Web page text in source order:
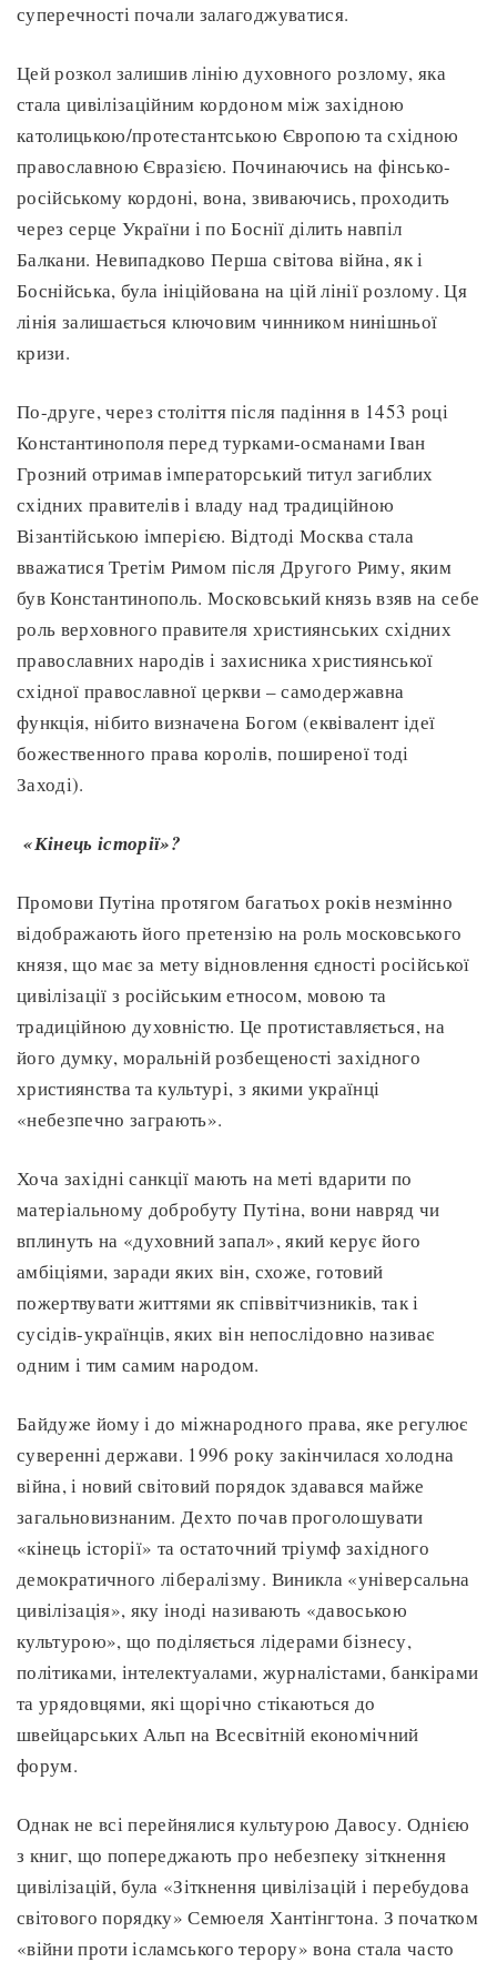
суперечності почали залагоджуватися.
Цей розкол залишив лінію духовного розлому, яка
стала цивілізаційним кордоном між західною
католицькою/протестантською Європою та східною
православною Євразією. Починаючись на фінсько-
російському кордоні, вона, звиваючись, проходить
через серце України і по Боснії ділить навпіл
Балкани. Невипадково Перша світова війна, як і
Боснійська, була ініційована на цій лінії розлому. Ця
лінія залишається ключовим чинником нинішньої
кризи.
По-друге, через століття після падіння в 1453 році
Константинополя перед турками-османами Іван
Грозний отримав імператорський титул загиблих
східних правителів і владу над традиційною
Візантійською імперією. Відтоді Москва стала
вважатися Третім Римом після Другого Риму, яким
був Константинополь. Московський князь взяв на себе
роль верховного правителя християнських східних
православних народів і захисника християнської
східної православної церкви – самодержавна
функція, нібито визначена Богом (еквівалент ідеї
божественного права королів, поширеної тоді
Заході).
«Кінець історії»?
Промови Путіна протягом багатьох років незмінно
відображають його претензію на роль московського
князя, що має за мету відновлення єдності російської
цивілізації з російським етносом, мовою та
традиційною духовністю. Це протиставляється, на
його думку, моральній розбещеності західного
християнства та культурі, з якими українці
«небезпечно заграють».
Хоча західні санкції мають на меті вдарити по
матеріальному добробуту Путіна, вони навряд чи
вплинуть на «духовний запал», який керує його
амбіціями, заради яких він, схоже, готовий
пожертвувати життями як співвітчизників, так і
сусідів-українців, яких він непослідовно називає
одним і тим самим народом.
Байдуже йому і до міжнародного права, яке регулює
суверенні держави. 1996 року закінчилася холодна
війна, і новий світовий порядок здавався майже
загальновизнаним. Дехто почав проголошувати
«кінець історії» та остаточний тріумф західного
демократичного лібералізму. Виникла «універсальна
цивілізація», яку іноді називають «давоською
культурою», що поділяється лідерами бізнесу,
політиками, інтелектуалами, журналістами, банкірами
та урядовцями, які щорічно стікаються до
швейцарських Альп на Всесвітній економічний
форум.
Однак не всі перейнялися культурою Давосу. Однією
з книг, що попереджають про небезпеку зіткнення
цивілізацій, була «Зіткнення цивілізацій і перебудова
світового порядку» Семюеля Хантінгтона. З початком
«війни проти ісламського терору» вона стала часто